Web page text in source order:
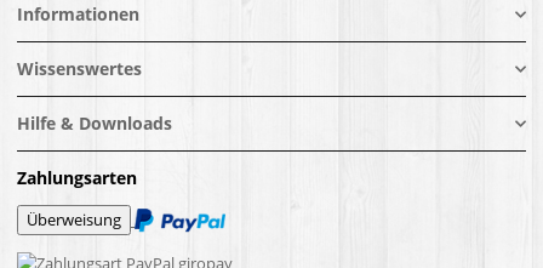
Informationen
Wissenswertes
Hilfe & Downloads
Zahlungsarten